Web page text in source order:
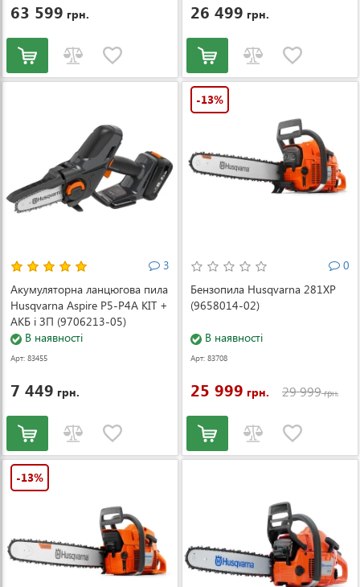
63 599 грн. 26 499 грн.
3
Акумуляторна ланцюгова пила
Husqvarna Aspire P5-P4A KIT +
АКБ і ЗП (9706213-05)
В наявності
Арт: 83455
7 449 грн.
-13%
0
Бензопила Husqvarna 281XP
(9658014-02)
В наявності
Арт: 83708
25 999 грн. 29 999грн.
-13%